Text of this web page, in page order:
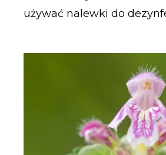
używać nalewki do